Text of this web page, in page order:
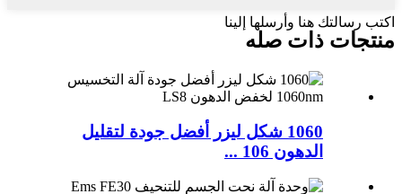
اكتب رسالتك هنا وأرسلها إلينا
منتجات ذات صله
1060 شكل ليزر أفضل جودة لتقليل
الدهون 106 ...